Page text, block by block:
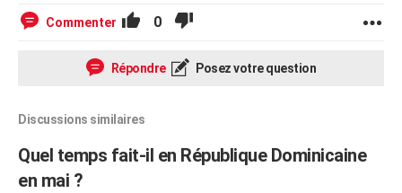
Commenter 0
Répondre Posez votre question
Discussions similaires
Quel temps fait-il en République Dominicaine
en mai ?